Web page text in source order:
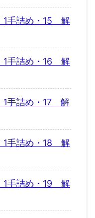
1手詰め・15 解
1手詰め・16 解
1手詰め・17 解
1手詰め・18 解
1手詰め・19 解